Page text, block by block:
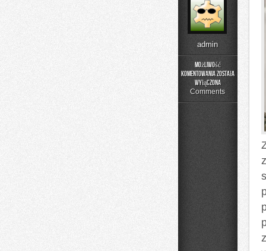
admin
Możliwość
komentowania
Przestępczośc
zorganizowana
została
wyłączona
Comments